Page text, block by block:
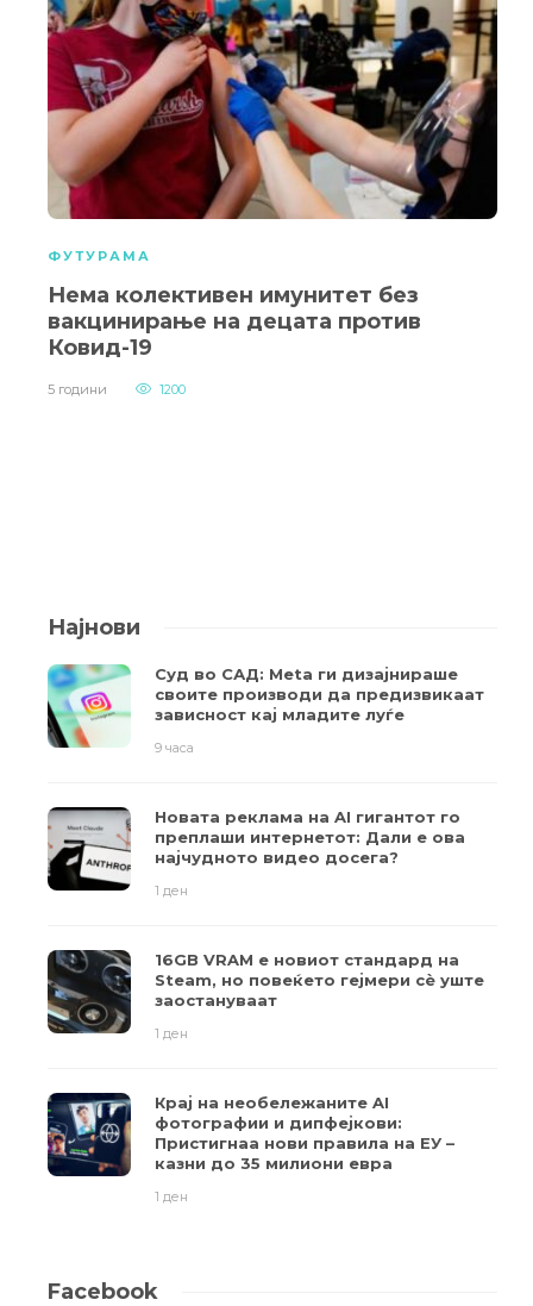
ФУТУРАМА
Нема колективен имунитет без
вакцинирање на децата против
Ковид-19
5 години 1200
Најнови
Суд во САД: Meta ги дизајнираше
своите производи да предизвикаат
зависност кај младите луѓе
9 часа
Новата реклама на AI гигантот го
преплаши интернетот: Дали е ова
најчудното видео досега?
1 ден
16GB VRAM е новиот стандард на
Steam, но повеќето гејмери ​​сè уште
заостануваат
1 ден
Крај на необележаните AI
фотографии и дипфејкови:
Пристигнаа нови правила на ЕУ –
казни до 35 милиони евра
1 ден
Facebook